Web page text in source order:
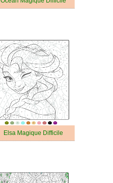
Elsa Magique Difficile